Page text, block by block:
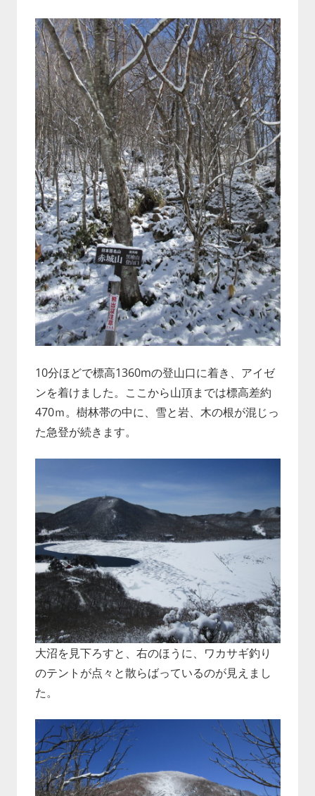
10分ほどで標高1360mの登山口に着き、アイゼ
ンを着けました。ここから山頂までは標高差約
470ｍ。樹林帯の中に、雪と岩、木の根が混じっ
た急登が続きます。
大沼を見下ろすと、右のほうに、ワカサギ釣り
のテントが点々と散らばっているのが見えまし
た。